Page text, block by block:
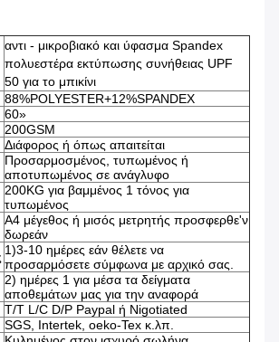
αντι - μικροβιακό και ύφασμα Spandex
πολυεστέρα εκτύπωσης συνήθειας UPF
50 για το μπικίνι
88%POLYESTER+12%SPANDEX
60»
200GSM
Διάφορος ή όπως απαιτείται
Προσαρμοσμένος, τυπωμένος ή
αποτυπωμένος σε ανάγλυφο
200KG για βαμμένος 1 τόνος για
τυπωμένος
A4 μέγεθος ή μισός μετρητής προσφερθε'ν
δωρεάν
1)3-10 ημέρες εάν θέλετε να
προσαρμόσετε σύμφωνα με αρχικό σας.
2) ημέρες 1 για μέσα τα δείγματα
αποθεμάτων μας για την αναφορά
T/T L/C D/P Paypal ή Nigotiated
SGS, Intertek, oeko-Tex κ.λπ.